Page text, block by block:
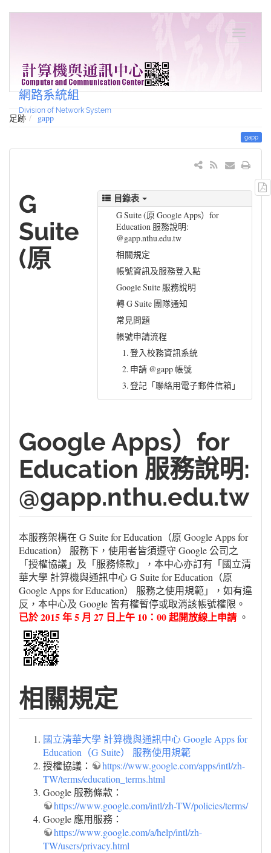
網路系統組
Division of Network System
足跡 gapp
gapp
目錄表
G Suite (原 Google Apps）for
Education 服務說明:
@gapp.nthu.edu.tw
相關規定
帳號資訊及服務登入點
Google Suite 服務說明
轉 G Suite 團隊通知
常見問題
帳號申請流程
1. 登入校務資訊系統
2. 申請 @gapp 帳號
3. 登記「聯絡用電子郵件信箱」
G
Suite
(原
Google Apps）for
Education 服務說明:
@gapp.nthu.edu.tw
本服務架構在 G Suite for Education（原 Google Apps for
Education） 服務下，使用者皆須遵守 Google 公司之
「授權協議」及「服務條款」，本中心亦訂有「國立清
華大學 計算機與通訊中心 G Suite for Education（原
Google Apps for Education） 服務之使用規範」，如有違
反，本中心及 Google 皆有權暫停或取消該帳號權限。
已於 2015 年 5 月 27 日上午 10：00 起開放線上申請 。
相關規定
國立清華大學 計算機與通訊中心 Google Apps for
Education（G Suite） 服務使用規範
授權協議：
https://www.google.com/apps/intl/zh-
TW/terms/education_terms.html
Google 服務條款：
https://www.google.com/intl/zh-TW/policies/terms/
Google 應用服務：
https://www.google.com/a/help/intl/zh-
TW/users/privacy.html